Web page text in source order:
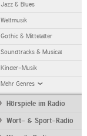
Jazz & Blues
Weltmusik
Gothic & Mittelalter
Soundtracks & Musical
Kinder-Musik
Mehr Genres
Hörspiele im Radio
Wort- & Sport-Radio